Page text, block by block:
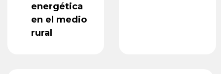
energética
en el medio
rural